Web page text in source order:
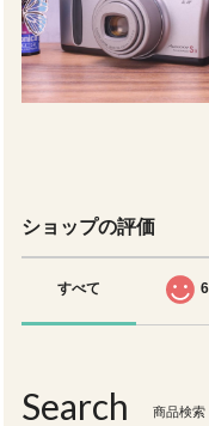
ショップの評価
すべて
Search 商品検索